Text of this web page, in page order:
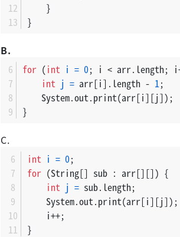
    }
}
B.
for (int i = 0; i < arr.length;
int j = arr[i].length - 1;
    System.out.print(arr[i][j]);
}
C.
int i = 0;
for (String[] sub : arr[][]) {
int j = sub.length;
    System.out.print(arr[i][j]);
    i++;
}